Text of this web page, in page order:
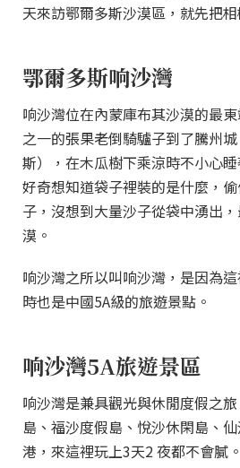
天來訪鄂爾多斯沙漠區，就先把相
鄂爾多斯响沙灣
响沙灣位在內蒙庫布其沙漠的最
之一的張果老倒騎驢子到了騰州
斯），在木瓜樹下乘涼時不小心
好奇想知道袋子裡裝的是什麼，
子，沒想到大量沙子從袋中湧出
漠。
响沙灣之所以叫响沙灣，是因為
時也是中國5A級的旅遊景點。
响沙灣5A旅遊景區
响沙灣是兼具觀光與休閒度假之
島、福沙度假島、悅沙休閑島、
港，來這裡玩上3天2 夜都不會膩。